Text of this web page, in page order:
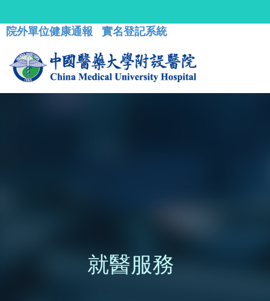
院外單位健康通報 實名登記系統
就醫服務